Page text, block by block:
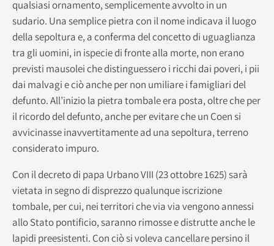
qualsiasi ornamento, semplicemente avvolto in un
sudario. Una semplice pietra con il nome indicava il luogo
della sepoltura e, a conferma del concetto di uguaglianza
tra gli uomini, in ispecie di fronte alla morte, non erano
previsti mausolei che distinguessero i ricchi dai poveri, i pii
dai malvagi e ciò anche per non umiliare i famigliari del
defunto. All’inizio la pietra tombale era posta, oltre che per
il ricordo del defunto, anche per evitare che un Coen si
avvicinasse inavvertitamente ad una sepoltura, terreno
considerato impuro.
Con il decreto di papa Urbano VIII (23 ottobre 1625) sarà
vietata in segno di disprezzo qualunque iscrizione
tombale, per cui, nei territori che via via vengono annessi
allo Stato pontificio, saranno rimosse e distrutte anche le
lapidi preesistenti. Con ciò si voleva cancellare persino il